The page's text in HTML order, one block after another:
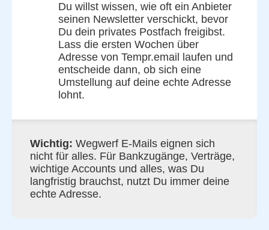
Du willst wissen, wie oft ein Anbieter
seinen Newsletter verschickt, bevor
Du dein privates Postfach freigibst.
Lass die ersten Wochen über
Adresse von Tempr.email laufen und
entscheide dann, ob sich eine
Umstellung auf deine echte Adresse
lohnt.
Wichtig: Wegwerf E-Mails eignen sich
nicht für alles. Für Bankzugänge, Verträge,
wichtige Accounts und alles, was Du
langfristig brauchst, nutzt Du immer deine
echte Adresse.